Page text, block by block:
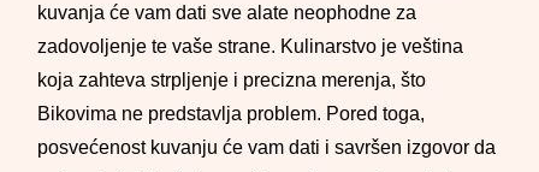
kuvanja će vam dati sve alate neophodne za
zadovoljenje te vaše strane. Kulinarstvo je veština
koja zahteva strpljenje i precizna merenja, što
Bikovima ne predstavlja problem. Pored toga,
posvećenost kuvanju će vam dati i savršen izgovor da